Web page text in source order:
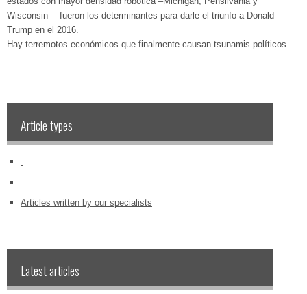
Wisconsin— fueron los determinantes para darle el triunfo a Donald
Trump en el 2016.
Hay terremotos económicos que finalmente causan tsunamis políticos.
Article types
Articles written by our specialists
Latest articles